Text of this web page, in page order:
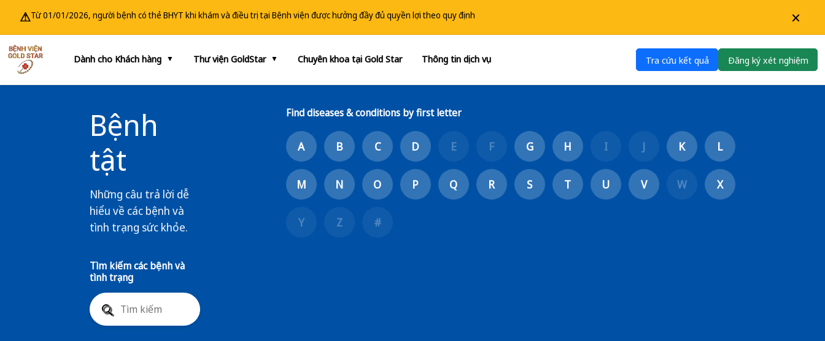
⚠Từ 01/01/2026, người bệnh có thẻ BHYT khi khám và điều trị tại Bệnh viện được hưởng đầy đủ quyền lợi theo quy định ×
Dành cho Khách hàng ▼ Thư viện GoldStar ▼ Chuyên khoa tại Gold Star Thông tin dịch vụ Tra cứu kết quả Đăng ký xét nghiệm
Bệnh
tật
Những câu trả lời dễ
hiểu về các bệnh và
tình trạng sức khỏe.
Tìm kiếm các bệnh và
tình trạng
Find diseases & conditions by first letter
A B C D E F G H I J K L
M N O P Q R S T U V W X
Y Z #